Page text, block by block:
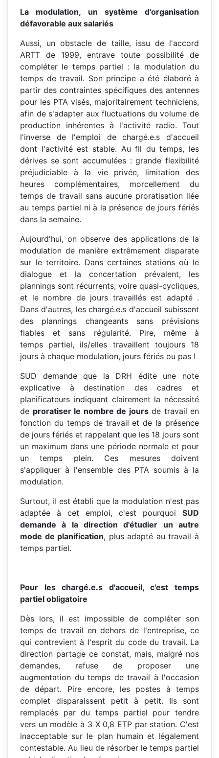
La modulation, un système d'organisation
défavorable aux salariés
Aussi, un obstacle de taille, issu de l'accord
ARTT de 1999, entrave toute possibilité de
compléter le temps partiel : la modulation du
temps de travail. Son principe a été élaboré à
partir des contraintes spécifiques des antennes
pour les PTA visés, majoritairement techniciens,
afin de s'adapter aux fluctuations du volume de
production inhérentes à l'activité radio. Tout
l'inverse de l'emploi de chargé.e.s d'accueil
dont l'activité est stable. Au fil du temps, les
dérives se sont accumulées : grande flexibilité
préjudiciable à la vie privée, limitation des
heures complémentaires, morcellement du
temps de travail sans aucune proratisation liée
au temps partiel ni à la présence de jours fériés
dans la semaine.
Aujourd'hui, on observe des applications de la
modulation de manière extrêmement disparate
sur le territoire. Dans certaines stations où le
dialogue et la concertation prévalent, les
plannings sont récurrents, voire quasi-cycliques,
et le nombre de jours travaillés est adapté .
Dans d'autres, les chargé.e.s d'accueil subissent
des plannings changeants sans prévisions
fiables et sans régularité. Pire, même à
temps partiel, ils/elles travaillent toujours 18
jours à chaque modulation, jours fériés ou pas !
SUD demande que la DRH édite une note
explicative à destination des cadres et
planificateurs indiquant clairement la nécessité
de proratiser le nombre de joursde travail en
fonction du temps de travail et de la présence
de jours fériés et rappelant que les 18 jours sont
un maximum dans une période normale et pour
un temps plein. Ces mesures doivent
s'appliquer à l'ensemble des PTA soumis à la
modulation.
Surtout, il est établi que la modulation n'est pas
adaptée à cet emploi, c'est pourquoi SUD
demande à la direction d'étudier un autre
mode de planification, plus adapté au travail à
temps partiel.
Pour les chargé.e.s d'accueil, c'est temps
partiel obligatoire
Dès lors, il est impossible de compléter son
temps de travail en dehors de l'entreprise, ce
qui contrevient à l'esprit du code du travail. La
direction partage ce constat, mais, malgré nos
demandes, refuse de proposer une
augmentation du temps de travail à l'occasion
de départ. Pire encore, les postes à temps
complet disparaissent petit à petit. Ils sont
remplacés par du temps partiel pour tendre
vers un modèle à 3 X 0,8 ETP par station. C'est
inacceptable sur le plan humain et légalement
contestable. Au lieu de résorber le temps partiel